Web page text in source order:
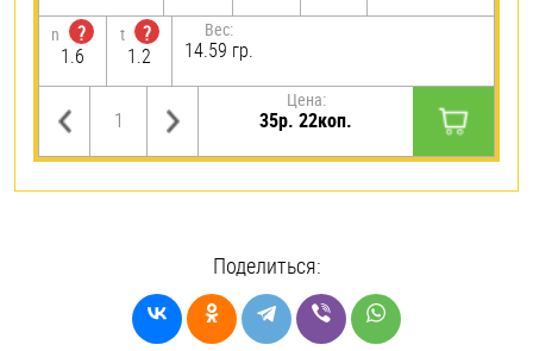
n
?
1.6
t
?
1.2
Вес:
14.59 гр.
Цена:
35р. 22коп.
Поделиться: